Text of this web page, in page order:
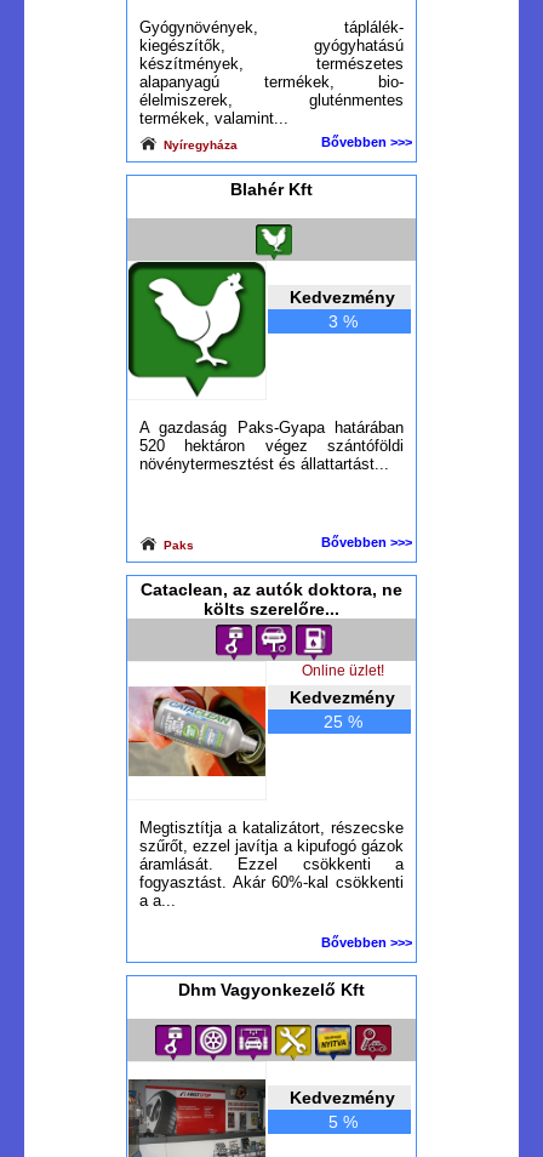
Gyógynövények, táplálék-
kiegészítők, gyógyhatású
készítmények, természetes
alapanyagú termékek, bio-
élelmiszerek, gluténmentes
termékek, valamint...
Nyíregyháza Bővebben >>>
Blahér Kft
Kedvezmény
3 %
A gazdaság Paks-Gyapa határában
520 hektáron végez szántóföldi
növénytermesztést és állattartást...
Paks Bővebben >>>
Cataclean, az autók doktora, ne
költs szerelőre...
Kedvezmény
25 %
Online üzlet!
Megtisztítja a katalizátort, részecske
szűrőt, ezzel javítja a kipufogó gázok
áramlását. Ezzel csökkenti a
fogyasztást. Akár 60%-kal csökkenti
a a...
Bővebben >>>
Dhm Vagyonkezelő Kft
Kedvezmény
5 %